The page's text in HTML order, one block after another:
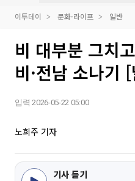
이투데이 문화·라이프 일반
비 대부분 그치
비·전남 소나기
입력 2026-05-22 05:00
노희주 기자
기사 듣기